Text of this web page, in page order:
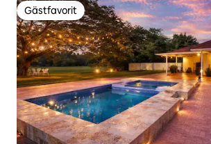
Gästfavorit
Gästfavorit